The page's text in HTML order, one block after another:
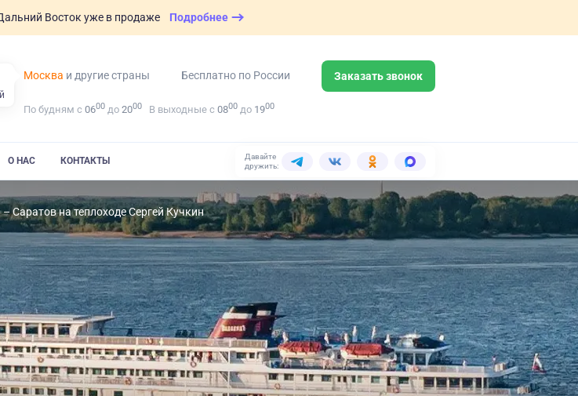
Восток уже в продаже Подробнее
Москва и другие страны Бесплатно по России Заказать звонок
По будням с 0600 до 2000 В выходные с 0800 до 1900
О НАС КОНТАКТЫ
Давайте
дружить:
Саратов на теплоходе Сергей Кучкин